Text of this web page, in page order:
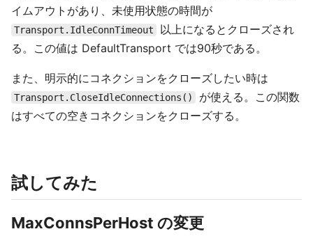
イムアウトがあり、未使用状態の時間が
Transport.IdleConnTimeout
以上になるとクローズされ
る。この値は DefaultTransport では90秒である。
また、明示的にコネクションをクローズしたい時は
Transport.CloseIdleConnections()
が使える。この関数
はすべての空きコネクションをクローズする。
試してみた
MaxConnsPerHost の変更